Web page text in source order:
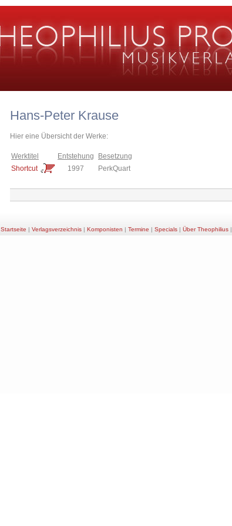
Hans-Peter Krause
Hier eine Übersicht der Werke:
Werktitel Entstehung
Besetzung
Shortcut
1997 PerkQuart
Startseite | Verlagsverzeichnis| Komponisten | Termine | Specials| Über Theophilius|